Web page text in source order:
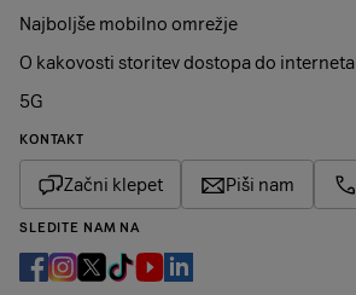
Najboljše mobilno omrežje
O kakovosti storitev dostopa do interneta
5G
KONTAKT
Začni klepet Piši nam
SLEDITE NAM NA